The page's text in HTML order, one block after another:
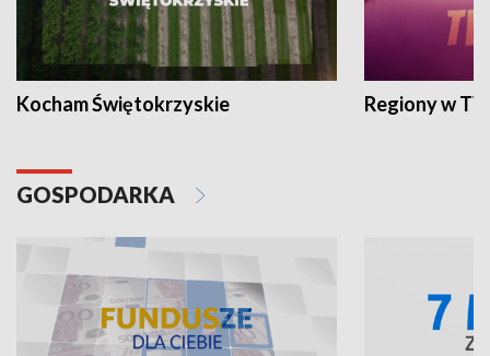
Kocham Świętokrzyskie Regiony w
GOSPODARKA